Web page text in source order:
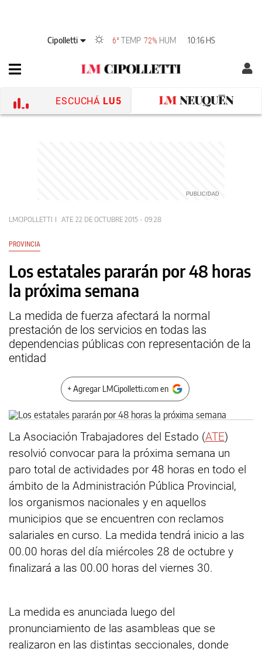
Cipolletti 6° TEMP 72% HUM 10:16 HS
ESCUCHÁ LU5
LMCIPOLLETTI ATE 22 DE OCTUBRE 2015 - 09:28
PROVINCIA
Los estatales pararán por 48 horas
la próxima semana
La medida de fuerza afectará la normal
prestación de los servicios en todas las
dependencias públicas con representación de la
entidad
+ Agregar LMCipolletti.com en
La Asociación Trabajadores del Estado (ATE)
resolvió convocar para la próxima semana un
paro total de actividades por 48 horas en todo el
ámbito de la Administración Pública Provincial,
los organismos nacionales y en aquellos
municipios que se encuentren con reclamos
salariales en curso. La medida tendrá inicio a las
00.00 horas del día miércoles 28 de octubre y
finalizará a las 00.00 horas del viernes 30.
La medida es anunciada luego del
pronunciamiento de las asambleas que se
realizaron en las distintas seccionales, donde